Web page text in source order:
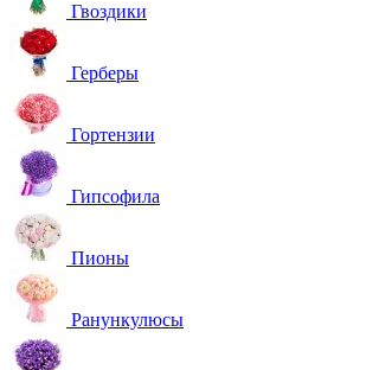
Гвоздики
Герберы
Гортензии
Гипсофила
Пионы
Ранункулюсы